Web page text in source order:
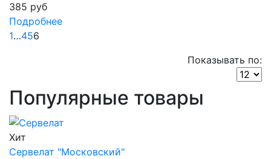
385 руб
Подробнее
1…456
Показывать по:
Популярные товары
Хит
Сервелат "Московский"